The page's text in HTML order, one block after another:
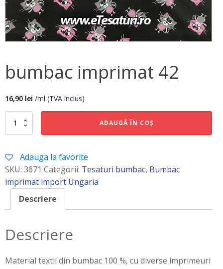
bumbac imprimat 42
16,90 lei /ml (TVA inclus)
Cantitate
bumbac
ADAUGĂ ÎN COȘ
Adauga la favorite
SKU: 3671 Categorii: Tesaturi bumbac, Bumbac
imprimat import Ungaria
Descriere
Descriere
Material textil din bumbac 100 %, cu diverse imprimeuri